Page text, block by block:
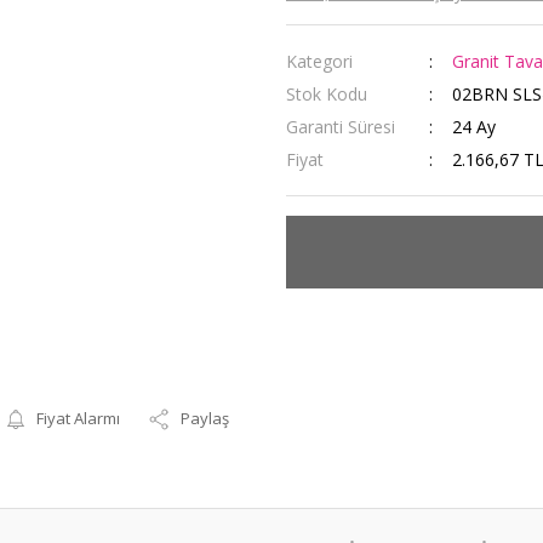
Fiyat Alarmı Paylaş
Kategori
Granit
Stok Kodu
02BRN
Garanti Süresi
24 Ay
Fiyat
2.166,67